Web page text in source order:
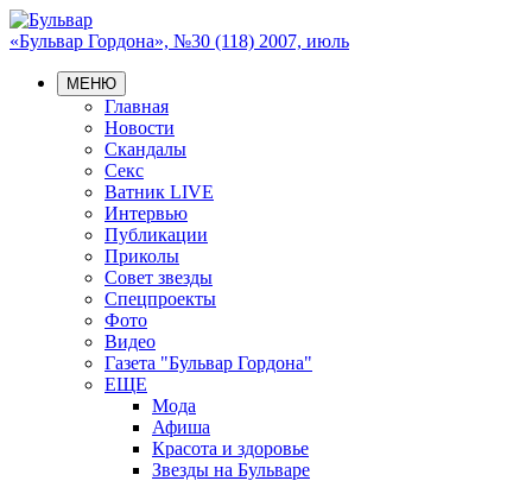
«Бульвар Гордона», №30 (118) 2007, июль
МЕНЮ
Главная
Новости
Скандалы
Секс
Ватник LIVE
Интервью
Публикации
Приколы
Совет звезды
Спецпроекты
Фото
Видео
Газета "Бульвар Гордона"
ЕЩЕ
Мода
Афиша
Красота и здоровье
Звезды на Бульваре